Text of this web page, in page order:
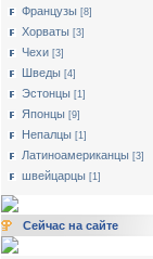
Французы [8]
Хорваты [3]
Чехи [3]
Шведы [4]
Эстонцы [1]
Японцы [9]
Непалцы [1]
Латиноамериканцы [3]
швейцарцы [1]
Сейчас на сайте